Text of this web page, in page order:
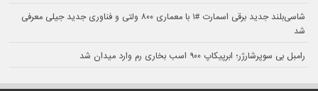
شاسی‌بلند جدید برقی اسمارت #۱ با معماری ۸۰۰ ولتی و فناوری جدید جیلی معرفی
شد
رامبل بی سوپرشارژر؛ ابرپیکاپ ۹۰۰ اسب بخاری رم وارد میدان شد